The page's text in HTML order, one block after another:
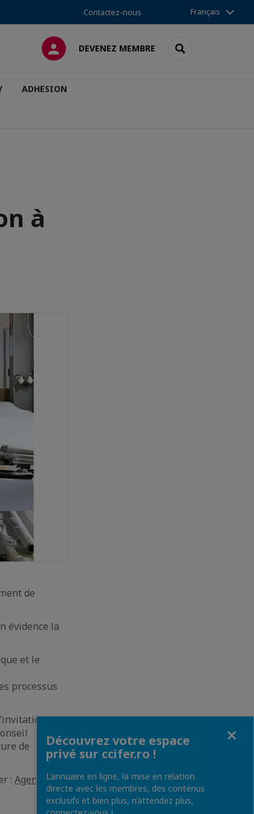
Contactez-nous Français
CONNEXIONDEVENEZ MEMBRE RECHERCHER
ADHESION
à
de
évidence la
et le
processus
du
de
: Agenda |
Découvrez votre espace
privé sur ccifer.ro !
L’annuaire en ligne, la mise en relation
directe avec les membres, des contenus
exclusifs et bien plus, n’attendez plus,